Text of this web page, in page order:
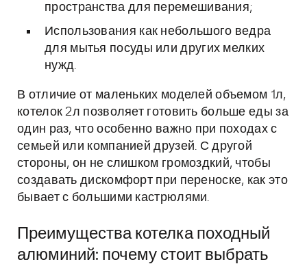
пространства для перемешивания;
Использования как небольшого ведра
для мытья посуды или других мелких
нужд.
В отличие от маленьких моделей объемом 1л,
котелок 2л позволяет готовить больше еды за
один раз, что особенно важно при походах с
семьей или компанией друзей. С другой
стороны, он не слишком громоздкий, чтобы
создавать дискомфорт при переноске, как это
бывает с большими кастрюлями.
Преимущества котелка походный
алюминий: почему стоит выбрать